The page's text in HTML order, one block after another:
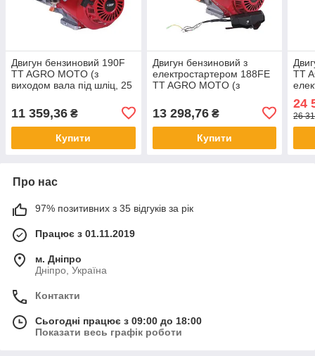
Двигун бензиновий 190F
TT AGRO MOTO (з
виходом вала під шліц, 25
11 359,36 ₴
Купити
Двигун бензиновий з
електростартером 188FE
TT AGRO MOTO (з
25 мм) 13 л.с.
13 298,76₴
Купити
TT
14,8
24
26
Про нас
97% позитивних з 35 відгуків за рік
Працює з 01.11.2019
м. Дніпро
Дніпро, Україна
Контакти
Сьогодні працює з 09:00 до 18:00
Показати весь графік роботи